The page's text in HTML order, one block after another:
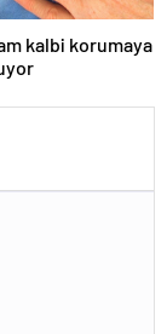
kalbi korumaya